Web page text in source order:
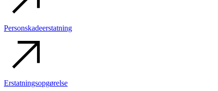
Personskadeerstatning
Erstatningsopgørelse